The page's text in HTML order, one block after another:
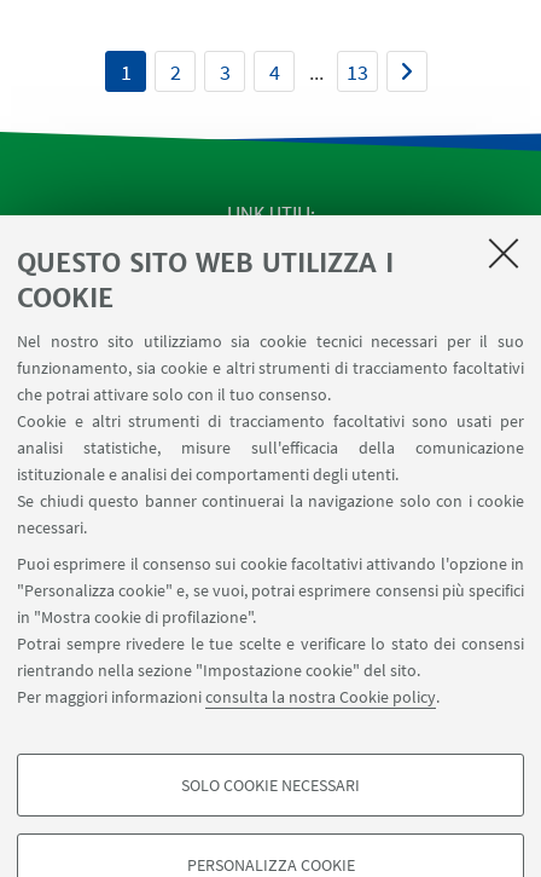
QUESTO SITO WEB UTILIZZA I
COOKIE
Nel nostro sito utilizziamo sia cookie tecnici necessari per il suo
funzionamento, sia cookie e altri strumenti di tracciamento facoltativi
che potrai attivare solo con il tuo consenso.
Cookie e altri strumenti di tracciamento facoltativi sono usati per
analisi statistiche, misure sull'efficacia della comunicazione
istituzionale e analisi dei comportamenti degli utenti.
Se chiudi questo banner continuerai la navigazione solo con i cookie
necessari.
Puoi esprimere il consenso sui cookie facoltativi attivando l'opzione in
"Personalizza cookie" e, se vuoi, potrai esprimere consensi più specifici
in "Mostra cookie di profilazione".
Potrai sempre rivedere le tue scelte e verificare lo stato dei consensi
rientrando nella sezione "Impostazione cookie" del sito.
Per maggiori informazioniconsulta la nostra Cookie policy.
COOKIE DI PROFILAZIONE - FACOLTATIVI
SOLO COOKIE NECESSARI
PERSONALIZZA COOKIE
1 2 3 4 ... 13
LINK UTILI
SEMINARI del Dipartimento
MAT info - Informazioni per gli afferenti al Dipartimento
SERVIZI ONLINE interni
Carta dei servizi
SEGUI IL DIPARTIMENTO SU:
SEGUI UNIBO SU:
APP:
©Copyright 2026 - ALMA MATER STUDIORUM - Università di
Bologna - Via Zamboni, 33 - 40126 Bologna - PI: 01131710376 - CF: